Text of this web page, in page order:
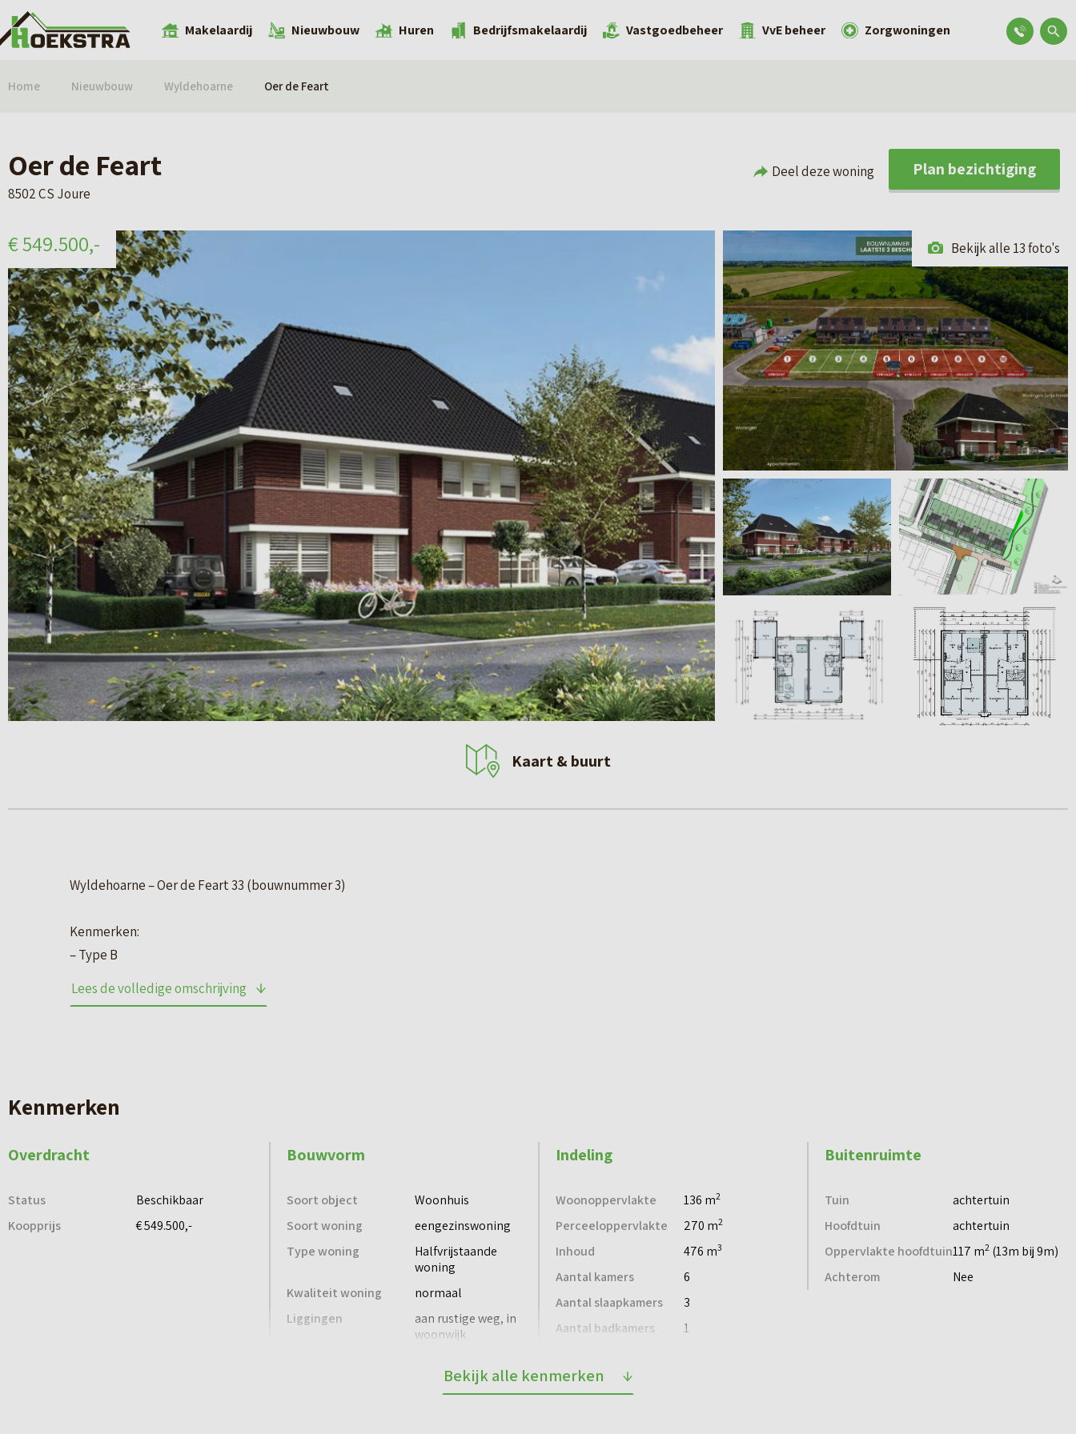
Makelaardij Nieuwbouw Huren Bedrijfsmakelaardij Vastgoedbeheer VvE beheer Zorgwoningen
Home Nieuwbouw Wyldehoarne Oer de Feart
Oer de Feart
8502 CS Joure
Deel deze woning Plan bezichtiging
€ 549.500,- Bekijk alle 13 foto's
Kaart & buurt
Wyldehoarne – Oer de Feart 33 (bouwnummer 3)
Kenmerken:
– Type B
– Kaveloppervlakte van circa 270 m²
praktisch ingedeeld en met volop lichtinval.
Indeling
voorzien van een berging van circa 20 m². Op de verdiepingen vind je drie slaapkamers, badkamer en een
ruime zolder die mogelijkheden biedt voor extra (werk)ruimte of hobby.
De woningen worden gebouwd volgens de BENG-eisen en zijn daarmee voorbereid op de toekomst. Ze
– Vloerverwarming op begane grond en verdiepingen (badkamer aanvullend met elektrische radiator)
Lees de volledige omschrijving
Kenmerken
Overdracht
Status
Beschikbaar
Koopprijs
€ 549.500,-
Bouwvorm
Soort object
Woonhuis
Soort woning
eengezinswoning
Type woning
Halfvrijstaande
woning
Kwaliteit woning
normaal
Liggingen
aan rustige weg, in
woonwijk
Indeling
Woonoppervlakte 136 m2
Perceeloppervlakte 270 m2
Inhoud 476 m3
Aantal kamers
6
Aantal slaapkamers
3
Aantal badkamers
1
Buitenruimte
Tuin
achtertuin
Hoofdtuin
achtertuin
Oppervlakte hoofdtuin117 m2 (13m bij 9m)
Achterom
Nee
Bekijk alle kenmerken